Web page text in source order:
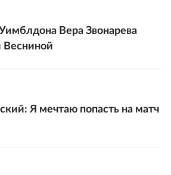
Вера Звонарева
Весниной
Я мечтаю попасть на матч